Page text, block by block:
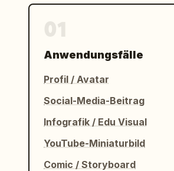
Anwendungsfälle
Profil / Avatar
Social-Media-Beitrag
Infografik / Edu Visual
YouTube-Miniaturbild
Comic / Storyboard